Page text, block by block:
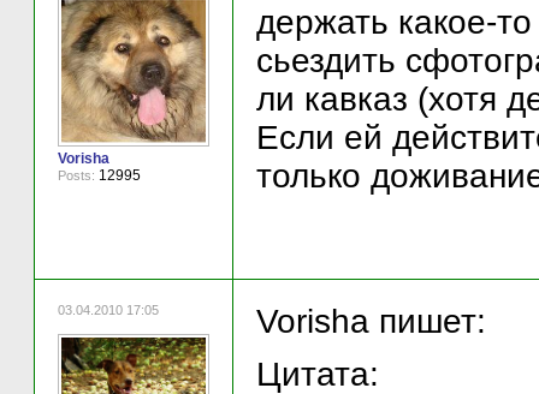
Vorisha
Posts: 12995
держать какое-
сьездить
ли кавказ (хотя
Если ей
только
03.04.2010 17:05
Vorisha пишет:
Цитата: